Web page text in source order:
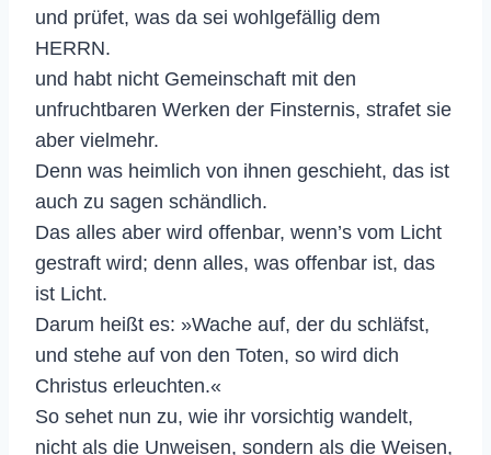
und prüfet, was da sei wohlgefällig dem
HERRN.
und habt nicht Gemeinschaft mit den
unfruchtbaren Werken der Finsternis, strafet sie
aber vielmehr.
Denn was heimlich von ihnen geschieht, das ist
auch zu sagen schändlich.
Das alles aber wird offenbar, wenn’s vom Licht
gestraft wird; denn alles, was offenbar ist, das
ist Licht.
Darum heißt es: »Wache auf, der du schläfst,
und stehe auf von den Toten, so wird dich
Christus erleuchten.«
So sehet nun zu, wie ihr vorsichtig wandelt,
nicht als die Unweisen, sondern als die Weisen,